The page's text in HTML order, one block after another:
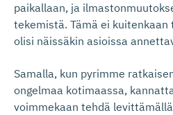
paikallaan, ja
tekemistä. Tämä ei
olisi näissäkin asioissa
Samalla, kun pyrimme
ongelmaa kotimaassa,
voimmekaan tehdä